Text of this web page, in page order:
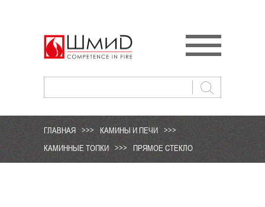
ГЛАВНАЯ >>> КАМИНЫ И ПЕЧИ
>>>
КАМИННЫЕ ТОПКИ
>>> ПРЯМОЕ СТЕКЛО